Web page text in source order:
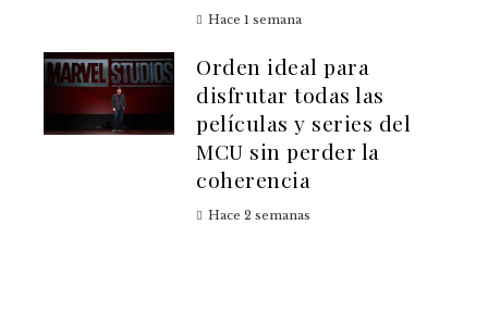
Hace 1 semana
Orden ideal para
disfrutar todas las
películas y series del
MCU sin perder la
coherencia
Hace 2 semanas